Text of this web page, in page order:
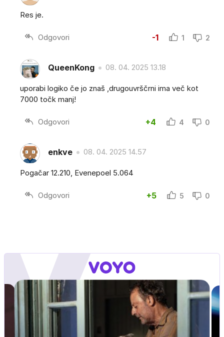
Res je.
Odgovori -1 1 2
QueenKong 08. 04. 2025 13.18
uporabi logiko če jo znaš ,drugouvrščrni ima več kot
7000 točk manj!
Odgovori +4 4 0
enkve 08. 04. 2025 14.57
Pogačar 12.210, Evenepoel 5.064
Odgovori +5 5 0